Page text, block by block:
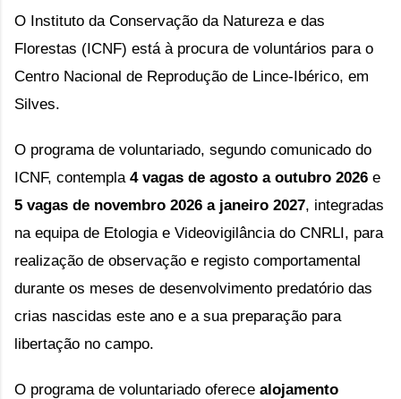
O Instituto da Conservação da Natureza e das
Florestas (ICNF) está à procura de voluntários para o
Centro Nacional de Reprodução de Lince-Ibérico, em
Silves.
O programa de voluntariado, segundo comunicado do
ICNF, contempla 4 vagas de agosto a outubro 2026 e
5 vagas de novembro 2026 a janeiro 2027, integradas
na equipa de Etologia e Videovigilância do CNRLI, para
realização de observação e registo comportamental
durante os meses de desenvolvimento predatório das
crias nascidas este ano e a sua preparação para
libertação no campo.
O programa de voluntariado oferece alojamento